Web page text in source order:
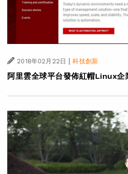
2018年02月22日 | 科技創新
阿里雲全球平台發佈紅帽Linux企